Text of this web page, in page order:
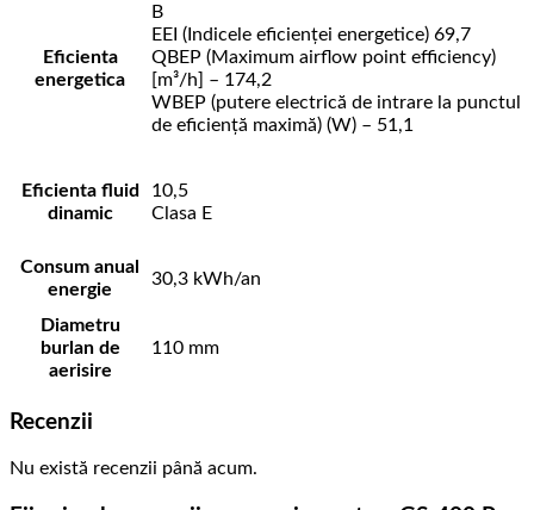
Eficienta
energetica
B
EEI (Indicele eficienței energetice) 69,7
QBEP (Maximum airflow point efficiency)
[m³/h] – 174,2
WBEP (putere electrică de intrare la punctul
de eficiență maximă) (W) – 51,1
Eficienta fluid
dinamic
10,5
Clasa E
Consum anual
energie
30,3 kWh/an
Diametru
burlan de
aerisire
110 mm
Recenzii
Nu există recenzii până acum.